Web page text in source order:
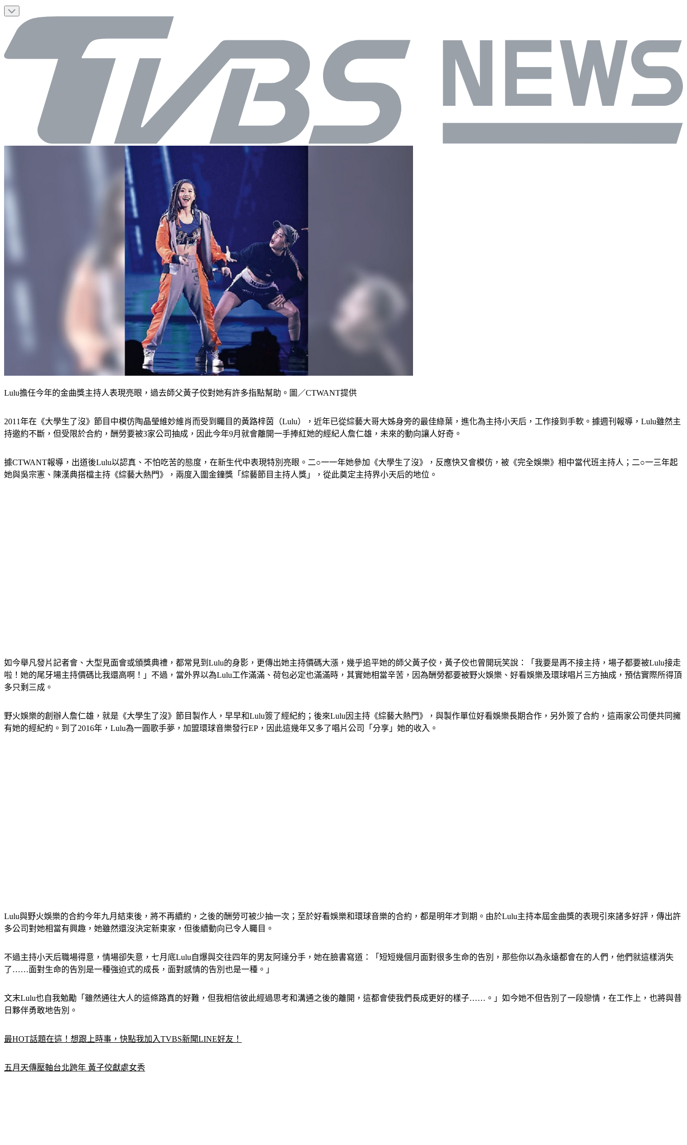
Lulu擔任今年的金曲獎主持人表現亮眼，過去師父黃子佼對她有許多指點幫助。圖／CTWANT提供
2011年在《大學生了沒》節目中模仿陶晶瑩維妙維肖而受到矚目的黃路梓茵（Lulu），近年已從綜藝大哥大姊身旁的最佳綠葉，進化為主持小天后，工作接到手軟。據週刊報導，Lulu雖然主
持邀約不斷，但受限於合約，酬勞要被3家公司抽成，因此今年9月就會離開一手捧紅她的經紀人詹仁雄，未來的動向讓人好奇。
據CTWANT報導，出道後Lulu以認真、不怕吃苦的態度，在新生代中表現特別亮眼。二○一一年她參加《大學生了沒》，反應快又會模仿，被《完全娛樂》相中當代班主持人；二○一三年起
她與吳宗憲、陳漢典搭檔主持《綜藝大熱門》，兩度入圍金鐘獎「綜藝節目主持人獎」，從此奠定主持界小天后的地位。
如今舉凡發片記者會、大型見面會或頒獎典禮，都常見到Lulu的身影，更傳出她主持價碼大漲，幾乎追平她的師父黃子佼，黃子佼也曾開玩笑說：「我要是再不接主持，場子都要被Lulu接走
啦！她的尾牙場主持價碼比我還高啊！」不過，當外界以為Lulu工作滿滿、荷包必定也滿滿時，其實她相當辛苦，因為酬勞都要被野火娛樂、好看娛樂及環球唱片三方抽成，預估實際所得頂
多只剩三成。
野火娛樂的創辦人詹仁雄，就是《大學生了沒》節目製作人，早早和Lulu簽了經紀約；後來Lulu因主持《綜藝大熱門》，與製作單位好看娛樂長期合作，另外簽了合約，這兩家公司便共同擁
有她的經紀約。到了2016年，Lulu為一圓歌手夢，加盟環球音樂發行EP，因此這幾年又多了唱片公司「分享」她的收入。
Lulu與野火娛樂的合約今年九月結束後，將不再續約，之後的酬勞可被少抽一次；至於好看娛樂和環球音樂的合約，都是明年才到期。由於Lulu主持本屆金曲獎的表現引來諸多好評，傳出許
多公司對她相當有興趣，她雖然還沒決定新東家，但後續動向已令人矚目。
不過主持小天后職場得意，情場卻失意，七月底Lulu自爆與交往四年的男友阿達分手，她在臉書寫道：「短短幾個月面對很多生命的告別，那些你以為永遠都會在的人們，他們就這樣消失
了……面對生命的告別是一種強迫式的成長，面對感情的告別也是一種。」
文末Lulu也自我勉勵「雖然通往大人的這條路真的好難，但我相信彼此經過思考和溝通之後的離開，這都會使我們長成更好的樣子……。」如今她不但告別了一段戀情，在工作上，也將與昔
日夥伴勇敢地告別。
最HOT話題在這！想跟上時事，快點我加入TVBS新聞LINE好友！
五月天傳壓軸台北跨年 黃子佼獻處女秀